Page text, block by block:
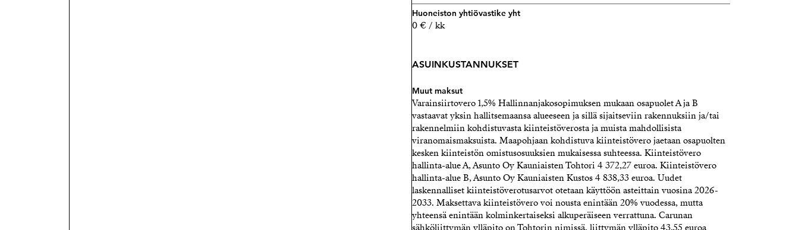
Strand Properties Brand Partner
040 718 1859 – jan-peter@strand.fi
Kiinteistönvälittäjä LKV, LVV, Kaupanvahvistaja, SKVL
Laatuauktorisoitu
Strand Properties Brand Partner
0400 54 8888 – mia@strand.fi
Huoneiston yhtiövastike yht
0 € / kk
ASUINKUSTANNUKSET
Muut maksut
Varainsiirtovero 1,5% Hallinnanjakosopimuksen mukaan osapuolet A ja B
vastaavat yksin hallitsemaansa alueeseen ja sillä sijaitseviin rakennuksiin ja/tai
rakennelmiin kohdistuvasta kiinteistöverosta ja muista mahdollisista
viranomaismaksuista. Maapohjaan kohdistuva kiinteistövero jaetaan osapuolten
kesken kiinteistön omistusosuuksien mukaisessa suhteessa. Kiinteistövero
hallinta-alue A, Asunto Oy Kauniaisten Tohtori 4 372,27 euroa. Kiinteistövero
hallinta-alue B, Asunto Oy Kauniaisten Kustos 4 838,33 euroa. Uudet
laskennalliset kiinteistöverotusarvot otetaan käyttöön asteittain vuosina 2026-
2033. Maksettava kiinteistövero voi nousta enintään 20% vuodessa, mutta
yhteensä enintään kolminkertaiseksi alkuperäiseen verrattuna. Carunan
sähköliittymän ylläpito on Tohtorin nimissä, liittymän ylläpito 43,55 euroa